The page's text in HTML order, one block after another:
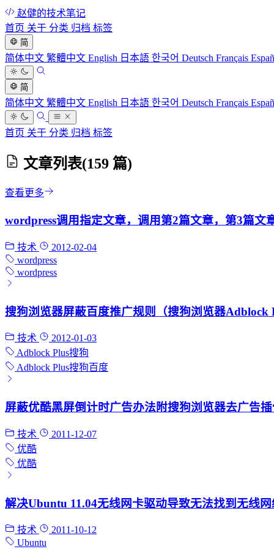
赵健的技术笔记
首页 关于 分类 归档 标签
简
简体中文 繁體中文 English 日本語 한국어 Deutsch Français
简
简体中文 繁體中文 English 日本語 한국어 Deutsch Français
首页 关于 分类 归档 标签
文章列表(159 篇)
查看更多
wordpress调用指定文章，调用第2篇文章，第3篇文
技术
2012-02-04
wordpress
wordpress
搜狗浏览器屏蔽百度推广规则（搜狗浏览器Adblock
技术
2012-01-03
Adblock Plus搜狗
Adblock Plus搜狗百度
屏蔽优酷黑屏倒计时广告办法附搜狗浏览器去广告
技术
2011-12-07
优酷
优酷
解决Ubuntu 11.04无线网卡驱动导致无法找到无线网
技术
2011-10-12
Ubuntu